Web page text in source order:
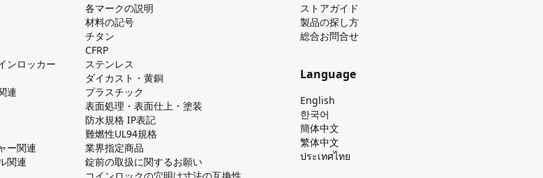
ンロッカー
連
ー関連
関連
各マークの説明
材料の記号
チタン
CFRP
ステンレス
ダイカスト・⻩銅
プラスチック
表面処理・表面仕上・塗装
防⽔規格 IP表記
難燃性UL94規格
業界指定商品
錠前の取扱に関するお願い
ストアガイド
製品の探し⽅
総合お問合せ
Language
English
한국어
簡体中文
繁体中文
ประเทศไทย